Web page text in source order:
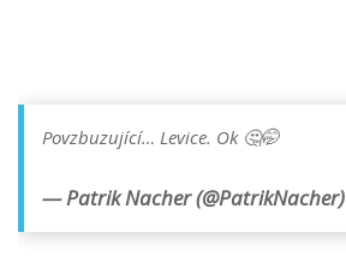
Povzbuzující… Levice. Ok 🤔🤭
— Patrik Nacher (@PatrikNacher)